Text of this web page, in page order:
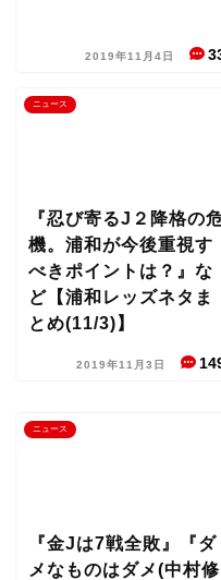
2019年11月4日
ニュース
『忍び寄るJ２降格の
機。浦和が今後重視す
べきポイントは？』な
ど【浦和レッズネタま
とめ(11/3)】
2019年11月3日
ニュース
『金Jは7戦全敗』『ダ
メなものはダメ(中村修